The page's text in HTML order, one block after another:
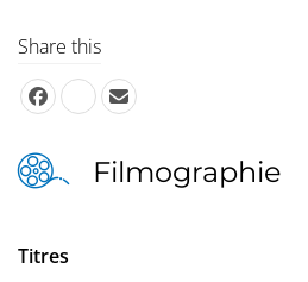
Share this
Filmographie
Titres